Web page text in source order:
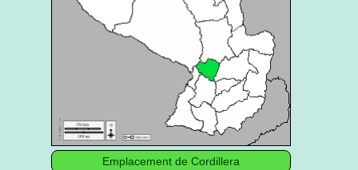
Emplacement de Cordillera